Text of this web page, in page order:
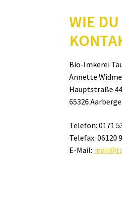
WIE
Bio-Imkerei
Annette
Hauptstraße 44
65326
Telefon: 0171
Telefax: 06120
E-Mail: